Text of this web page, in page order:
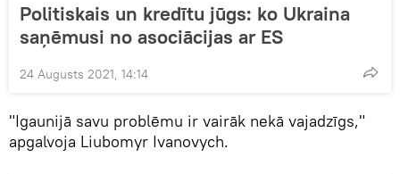
Politiskais un kredītu jūgs: ko Ukraina
saņēmusi no asociācijas ar ES
24 Augusts 2021, 14:14
"Igaunijā savu problēmu ir vairāk nekā vajadzīgs,"
apgalvoja Liubomyr Ivanovych.